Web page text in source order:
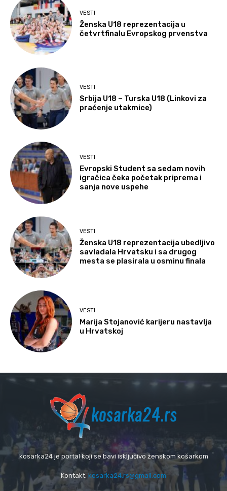
VESTI
Ženska U18 reprezentacija u
četvrtfinalu Evropskog prvenstva
VESTI
Srbija U18 – Turska U18 (Linkovi za
praćenje utakmice)
VESTI
Evropski Student sa sedam novih
igračica čeka početak priprema i
sanja nove uspehe
VESTI
Ženska U18 reprezentacija ubedljivo
savladala Hrvatsku i sa drugog
mesta se plasirala u osminu finala
VESTI
Marija Stojanović karijeru nastavlja
u Hrvatskoj
kosarka24 je portal koji se bavi isključivo ženskom košarkom
Kontakt: kosarka24.rs@gmail.com